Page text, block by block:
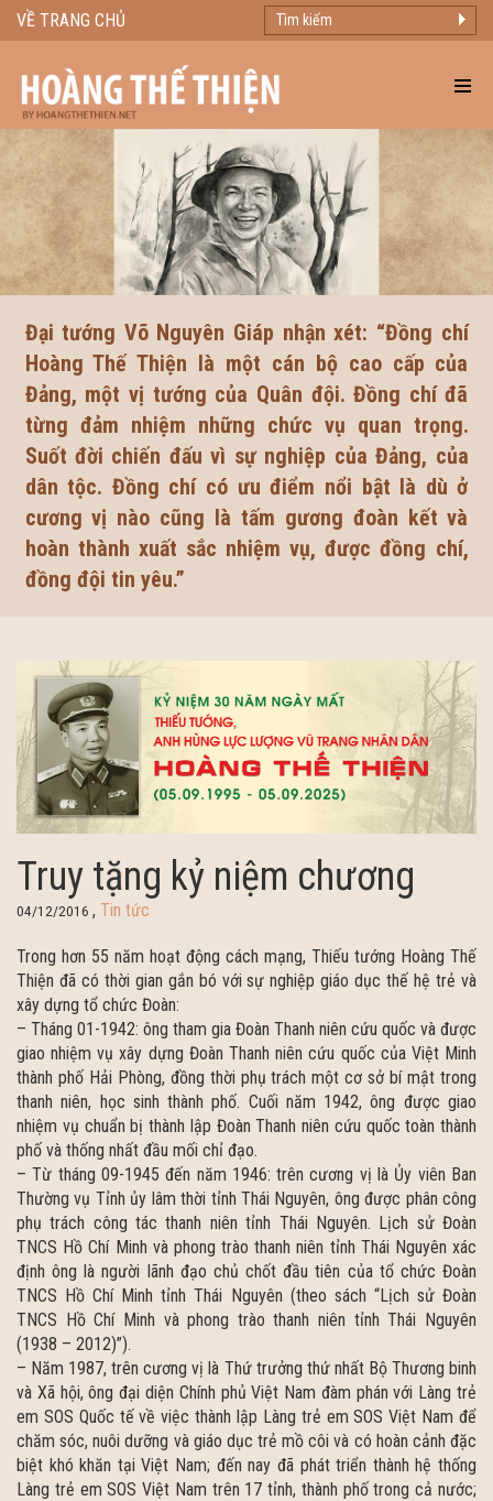
VỀ TRANG CHỦ
Đại tướng Võ Nguyên Giáp nhận xét: “Đồng chí
Hoàng Thế Thiện là một cán bộ cao cấp của
Đảng, một vị tướng của Quân đội. Đồng chí đã
từng đảm nhiệm những chức vụ quan trọng.
Suốt đời chiến đấu vì sự nghiệp của Đảng, của
dân tộc. Đồng chí có ưu điểm nổi bật là dù ở
cương vị nào cũng là tấm gương đoàn kết và
hoàn thành xuất sắc nhiệm vụ, được đồng chí,
đồng đội tin yêu.”
Truy tặng kỷ niệm chương
04/12/2016 , Tin tức
Trong hơn 55 năm hoạt động cách mạng, Thiếu tướng Hoàng Thế
Thiện đã có thời gian gắn bó với sự nghiệp giáo dục thế hệ trẻ và
xây dựng tổ chức Đoàn:
– Tháng 01-1942: ông tham gia Đoàn Thanh niên cứu quốc và được
giao nhiệm vụ xây dựng Đoàn Thanh niên cứu quốc của Việt Minh
thành phố Hải Phòng, đồng thời phụ trách một cơ sở bí mật trong
thanh niên, học sinh thành phố. Cuối năm 1942, ông được giao
nhiệm vụ chuẩn bị thành lập Đoàn Thanh niên cứu quốc toàn thành
phố và thống nhất đầu mối chỉ đạo.
– Từ tháng 09-1945 đến năm 1946: trên cương vị là Ủy viên Ban
Thường vụ Tỉnh ủy lâm thời tỉnh Thái Nguyên, ông được phân công
phụ trách công tác thanh niên tỉnh Thái Nguyên. Lịch sử Đoàn
TNCS Hồ Chí Minh và phong trào thanh niên tỉnh Thái Nguyên xác
định ông là người lãnh đạo chủ chốt đầu tiên của tổ chức Đoàn
TNCS Hồ Chí Minh tỉnh Thái Nguyên (theo sách “Lịch sử Đoàn
TNCS Hồ Chí Minh và phong trào thanh niên tỉnh Thái Nguyên
(1938 – 2012)”).
– Năm 1987, trên cương vị là Thứ trưởng thứ nhất Bộ Thương binh
và Xã hội, ông đại diện Chính phủ Việt Nam đàm phán với Làng trẻ
em SOS Quốc tế về việc thành lập Làng trẻ em SOS Việt Nam để
chăm sóc, nuôi dưỡng và giáo dục trẻ mồ côi và có hoàn cảnh đặc
biệt khó khăn tại Việt Nam; đến nay đã phát triển thành hệ thống
Làng trẻ em SOS Việt Nam trên 17 tỉnh, thành phố trong cả nước;